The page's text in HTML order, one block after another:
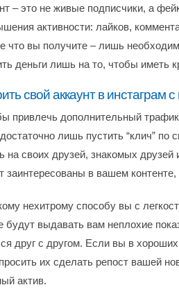
– это не живые подписчики, а
активности: лайков,
что вы получите – лишь
деньги лишь на то, чтобы иметь
свой аккаунт в инстаграм
привлечь дополнительный
лишь пустить “клич” по
на своих друзей, знакомых
заинтересованы в вашем контенте,
нехитрому способу вы с
будут выдавать вам неплохие
друг с другом. Если вы в
их сделать репост вашей
актив.